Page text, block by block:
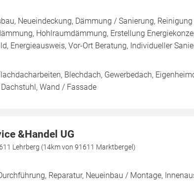
Neueindeckung, Dämmung / Sanierung,
Hohlraumdämmung, Erstellung
Energieausweis, Vor-Ort Beratung, Individueller
Blechdach, Gewerbedach,
Wand / Fassade
&Handel UG
Lehrberg (14km von 91611 Marktbergel)
Reparatur, Neueinbau / Montage,